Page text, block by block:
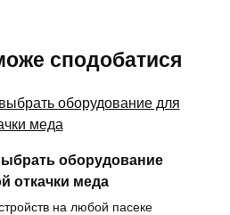
сподобатися
оборудование
откачки меда
на любой пасеке